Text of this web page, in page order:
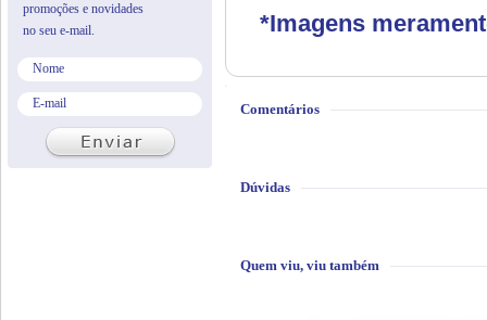
*Imagens
Comentários
Dúvidas
Quem viu, viu também
promoções e novidades
no seu e-mail.